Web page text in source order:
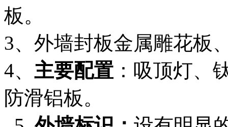
板。
3、外墙封板金属雕花板
4、 主要配置 ：吸顶灯、
防滑铝板。